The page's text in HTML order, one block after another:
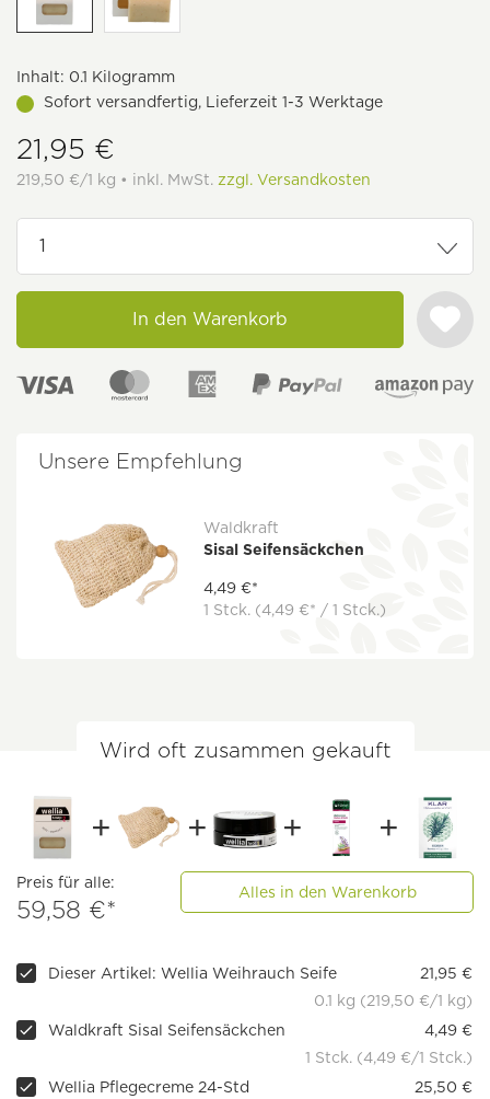
Inhalt: 0.1 Kilogramm
Sofort versandfertig, Lieferzeit 1-3 Werktage
21,95 €
219,50 €/1 kg • inkl. MwSt. zzgl. Versandkosten
In den Warenkorb
Unsere Empfehlung
Waldkraft
Sisal Seifensäckchen
4,49 €*
1 Stck. (4,49 €* / 1 Stck.)
Wird oft zusammen gekauft
Preis für alle:
59,58 €*
Alles in den Warenkorb
Dieser Artikel: Wellia Weihrauch Seife
21,95 €
0.1 kg (219,50 €/1 kg)
Waldkraft Sisal Seifensäckchen
4,49 €
1 Stck. (4,49 €/1 Stck.)
Wellia Pflegecreme 24-Std
25,50 €